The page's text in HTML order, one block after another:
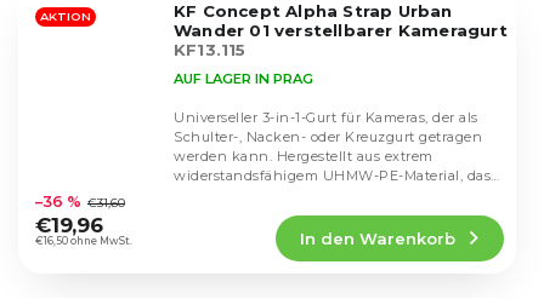
Sternen.
AKTION
KF Concept Alpha Strap Urban
Wander 01 verstellbarer Kameragurt
KF13.115
durchschnittliche
Produktbewertung
ist
AUF LAGER IN PRAG
€16,50 ohne MwSt.
–36 % €31,60
€19,96
In den Warenkorb
Universeller 3-in-1-Gurt für Kameras, der als
Schulter-, Nacken- oder Kreuzgurt getragen
werden kann. Hergestellt aus extrem
widerstandsfähigem UHMW-PE-Material, das